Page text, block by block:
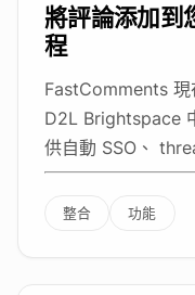
將評論添加到
程
FastComments 現
D2L Brightspace
供自動 SSO、
整合 功能